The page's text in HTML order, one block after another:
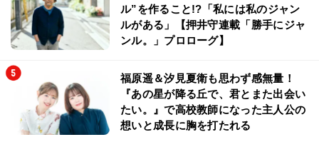
ル”を作ること!?「私には私のジャン
ルがある」【押井守連載「勝手にジャ
ンル。」プロローグ】
福原遥＆汐見夏衛も思わず感無量！
『あの星が降る丘で、君とまた出会い
たい。』で高校教師になった主人公の
想いと成長に胸を打たれる